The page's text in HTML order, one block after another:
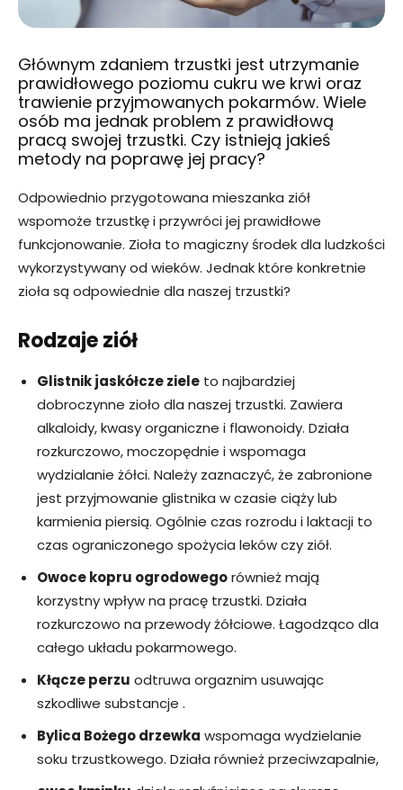
Głównym zdaniem trzustki jest utrzymanie
prawidłowego poziomu cukru we krwi oraz
trawienie przyjmowanych pokarmów. Wiele
osób ma jednak problem z prawidłową
pracą swojej trzustki. Czy istnieją jakieś
metody na poprawę jej pracy?
Odpowiednio przygotowana mieszanka ziół
wspomoże trzustkę i przywróci jej prawidłowe
funkcjonowanie. Zioła to magiczny środek dla ludzkości
wykorzystywany od wieków. Jednak które konkretnie
zioła są odpowiednie dla naszej trzustki?
Rodzaje ziół
Glistnik jaskółcze ziele to najbardziej
dobroczynne zioło dla naszej trzustki. Zawiera
alkaloidy, kwasy organiczne i flawonoidy. Działa
rozkurczowo, moczopędnie i wspomaga
wydzialanie żółci. Należy zaznaczyć, że zabronione
jest przyjmowanie glistnika w czasie ciąży lub
karmienia piersią. Ogólnie czas rozrodu i laktacji to
czas ograniczonego spożycia leków czy ziół.
Owoce kopru ogrodowegorównież mają
korzystny wpływ na pracę trzustki. Działa
rozkurczowo na przewody żółciowe. Łagodząco dla
całego układu pokarmowego.
Kłącze perzu odtruwa orgaznim usuwając
szkodliwe substancje .
Bylica Bożego drzewka wspomaga wydzielanie
soku trzustkowego. Działa również przeciwzapalnie,